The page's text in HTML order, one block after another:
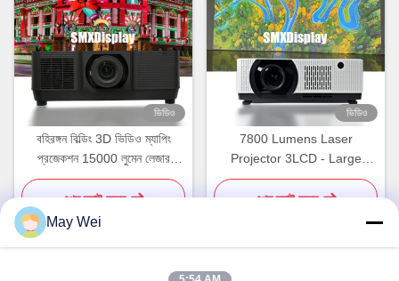
ভিডিও
বহিরঙ্গন বিল্ডিং 3D ভিডিও ম্যাপিং
প্রজেকশন 15000 লুমেন লেজার
প্রজেক্টর
এখন চ্যাট করুন
ভিডিও
7800 Lumens Laser
Projector 3LCD - Large
Venue Ready with Crisp
Projection Up to 300"
এখন চ্যাট করুন
May Wei